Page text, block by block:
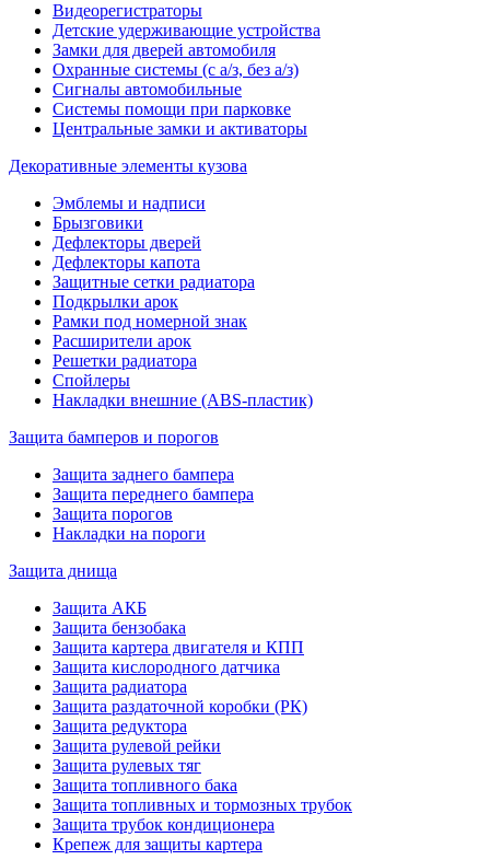
Видеорегистраторы
Детские удерживающие устройства
Замки для дверей автомобиля
Охранные системы (с а/з, без а/з)
Сигналы автомобильные
Системы помощи при парковке
Центральные замки и активаторы
Декоративные элементы кузова
Эмблемы и надписи
Брызговики
Дефлекторы дверей
Дефлекторы капота
Защитные сетки радиатора
Подкрылки арок
Рамки под номерной знак
Расширители арок
Решетки радиатора
Спойлеры
Накладки внешние (ABS-пластик)
Защита бамперов и порогов
Защита заднего бампера
Защита переднего бампера
Защита порогов
Накладки на пороги
Защита днища
Защита АКБ
Защита бензобака
Защита картера двигателя и КПП
Защита кислородного датчика
Защита радиатора
Защита раздаточной коробки (РК)
Защита редуктора
Защита рулевой рейки
Защита рулевых тяг
Защита топливного бака
Защита топливных и тормозных трубок
Защита трубок кондиционера
Крепеж для защиты картера